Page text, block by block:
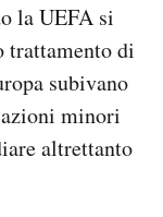
la UEFA si
di
subivano
minori
altrettanto